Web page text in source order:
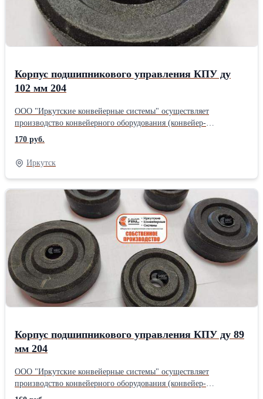
Корпус подшипникового управления КПУ ду
102 мм 204
ООО "Иркутские конвейерные системы" осуществляет
производство конвейерного оборудования (конвейер-
транспортёр, конвейерные ролики, роликоопоры, рольганги,
натяжные барабаны), резьбовых шпилек и анкерных болтов.
Подшипники используются в редукторах для подъёмных
механизмов, в редукторах антенных систем, в конвейерных
системах и др. Купить корпус подшипникового узла в Иркутске,
вы можете любым удобным для Вас способом. В наличии КПУ с
диаметром 76, 89, 102, 108, 127, 133, 159 мм.Производитель:
170 руб.
Иркутск
Корпус подшипникового управления КПУ ду 89
мм 204
ООО "Иркутские конвейерные системы" осуществляет
производство конвейерного оборудования (конвейер-
транспортёр, конвейерные ролики, роликоопоры, рольганги,